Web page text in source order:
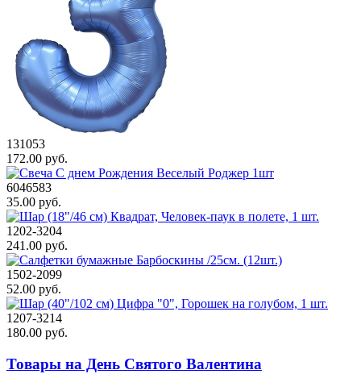
131053
172.00 руб.
6046583
35.00 руб.
1202-3204
241.00 руб.
1502-2099
52.00 руб.
1207-3214
180.00 руб.
Товары на День Святого Валентина